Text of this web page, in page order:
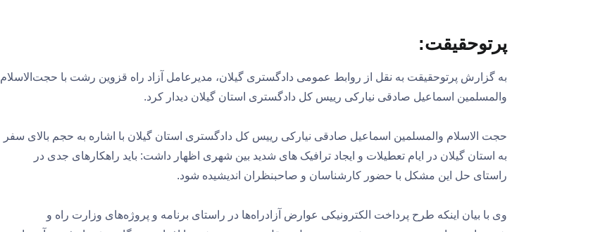
پرتوحقیقت:
به گزارش پرتوحقیقت به نقل از روابط عمومی دادگستری گیلان، مدیرعامل آزاد راه قزوین رشت با حجت‌الاسلام
والمسلمین اسماعیل صادقی نیارکی رییس کل دادگستری استان گیلان دیدار کرد.
حجت الاسلام والمسلمین اسماعیل صادقی نیارکی رییس کل دادگستری استان گیلان با اشاره به حجم بالای سفر
به استان گیلان در ایام تعطیلات و ایجاد ترافیک های شدید بین شهری اظهار داشت: باید راهکارهای جدی در
راستای حل این مشکل با حضور کارشناسان و صاحبنظران اندیشیده شود.
وی با بیان اینکه طرح پرداخت الکترونیکی عوارض آزادراه‌ها در راستای برنامه و پروژه‌های وزارت راه و